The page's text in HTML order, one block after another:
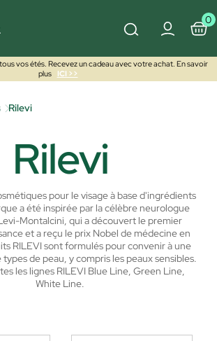
0
vos étés. Recevez un cadeau avec votre achat. En savoir
plus
ICI >>
Rilevi
Rilevi
pour le visage à base d'ingrédients
a été inspirée par la célèbre neurologue
Montalcini, qui a découvert le premier
et a reçu le prix Nobel de médecine en
RILEVI sont formulés pour convenir à une
de peau, y compris les peaux sensibles.
les lignes RILEVI Blue Line, Green Line,
White Line.